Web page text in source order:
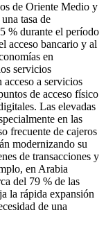
de Oriente Medio y
tasa de
% durante el período
acceso bancario y al
en
servicios
acceso a servicios
de acceso físico
Las elevadas
en las
frecuente de cajeros
modernizando su
de transacciones y
en Arabia
del 79 % de las
la rápida expansión
de una